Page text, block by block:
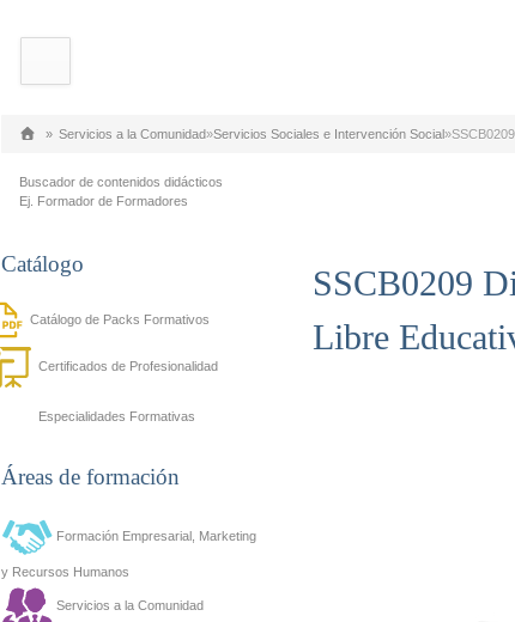
» Servicios a la Comunidad»Servicios Sociales e Intervención Social»
Buscador de contenidos didácticos
Ej. Formador de Formadores
Catálogo
Catálogo de Packs Formativos
Certificados de Profesionalidad
Especialidades Formativas
Áreas de formación
Formación Empresarial, Marketing
y Recursos Humanos
Servicios a la Comunidad
SSCB0209
Libre